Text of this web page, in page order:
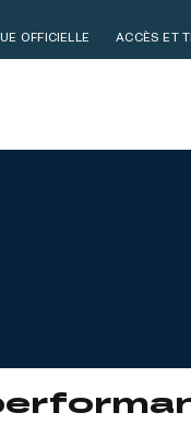
OFFICIELLE ACCÈS ET